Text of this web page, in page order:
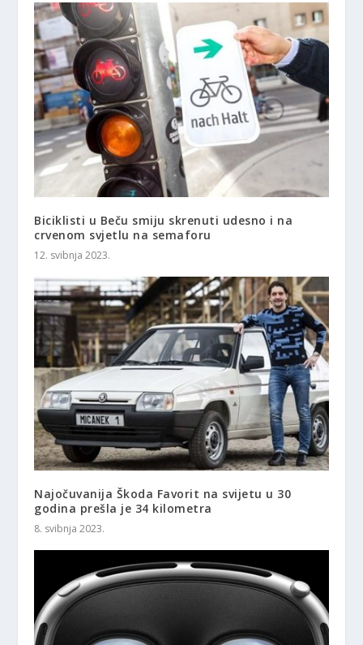
Biciklisti u Beču smiju skrenuti udesno i na
crvenom svjetlu na semaforu
12. svibnja 2023.
Najočuvanija Škoda Favorit na svijetu u 30
godina prešla je 34 kilometra
8. svibnja 2023.